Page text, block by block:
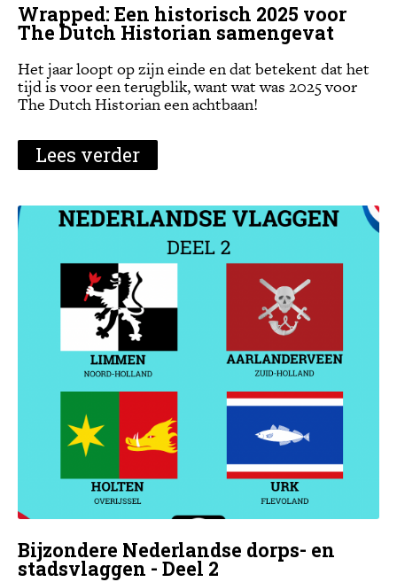
Wrapped: Een historisch 2025 voor
The Dutch Historian samengevat
Het jaar loopt op zijn einde en dat betekent dat het
tijd is voor een terugblik, want wat was 2025 voor
The Dutch Historian een achtbaan!
Lees verder
Bijzondere Nederlandse dorps- en
stadsvlaggen - Deel 2